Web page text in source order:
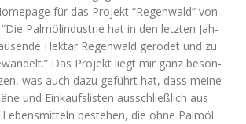
für das Pro­jekt “Regen­wald” von
Palm­öl­in­dus­trie hat in den letz­ten Jah­
Hekt­ar Regen­wald gero­det und zu
Das Pro­jekt liegt mir ganz beson­
was auch dazu geführt hat, dass mei­ne
und Ein­kaufs­lis­ten aus­schließ­lich aus
bestehen, die ohne Palm­öl